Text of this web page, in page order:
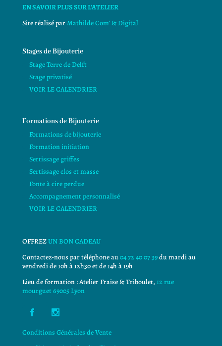
EN SAVOIR PLUS SUR L’ATELIER
Site réalisé parMathilde Com’ & Digital
Stages de Bijouterie
Stage Terre de Delft
Stage privatisé
VOIR LE CALENDRIER
Formations de Bijouterie
Formations de bijouterie
Formation initiation
Sertissage griffes
Sertissage clos et masse
Fonte à cire perdue
Accompagnement personnalisé
VOIR LE CALENDRIER
OFFREZUN BON CADEAU
Contactez-nous par téléphone au04 72 40 07 39du mardi au
vendredi de 10h à 12h30 et de 14h à 19h
Lieu de formation : Atelier Fraise & Triboulet, 12 rue
mourguet 69005 Lyon
Conditions Générales de Vente